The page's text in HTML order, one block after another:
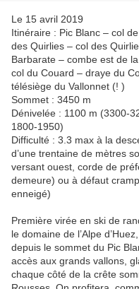
Le 15 avril 2019
Itinéraire : Pic Blanc – col
des Quirlies – col des
Barbarate – combe est de
col du Couard – draye du
télésiège du Vallonnet (! )
Sommet : 3450 m
Dénivelée : 1100 m (3300-
1800-1950)
Difficulté : 3.3 max à la
d’une trentaine de mètres
versant ouest, corde de
demeure) ou à défaut
enneigé)
Première virée en ski de
le domaine de l’Alpe
depuis le sommet du Pic
accès aux grands vallons,
chaque côté de la crête